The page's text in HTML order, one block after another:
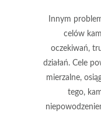
Innym
celów
oczekiwań,
działań. Cele
mierzalne,
tego,